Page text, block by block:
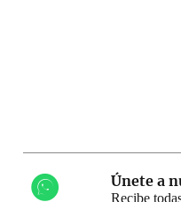
Únete a
Recibe